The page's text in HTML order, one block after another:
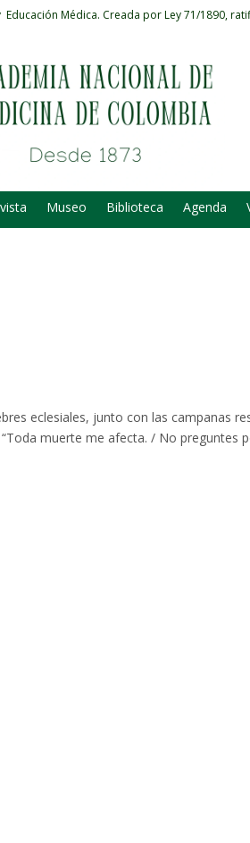
Médica. Creada por Ley 71/1890,
Museo Biblioteca Agenda
eclesiales, junto con las campanas
muerte me afecta. / No preguntes